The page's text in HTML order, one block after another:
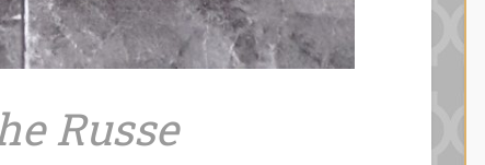
Russe